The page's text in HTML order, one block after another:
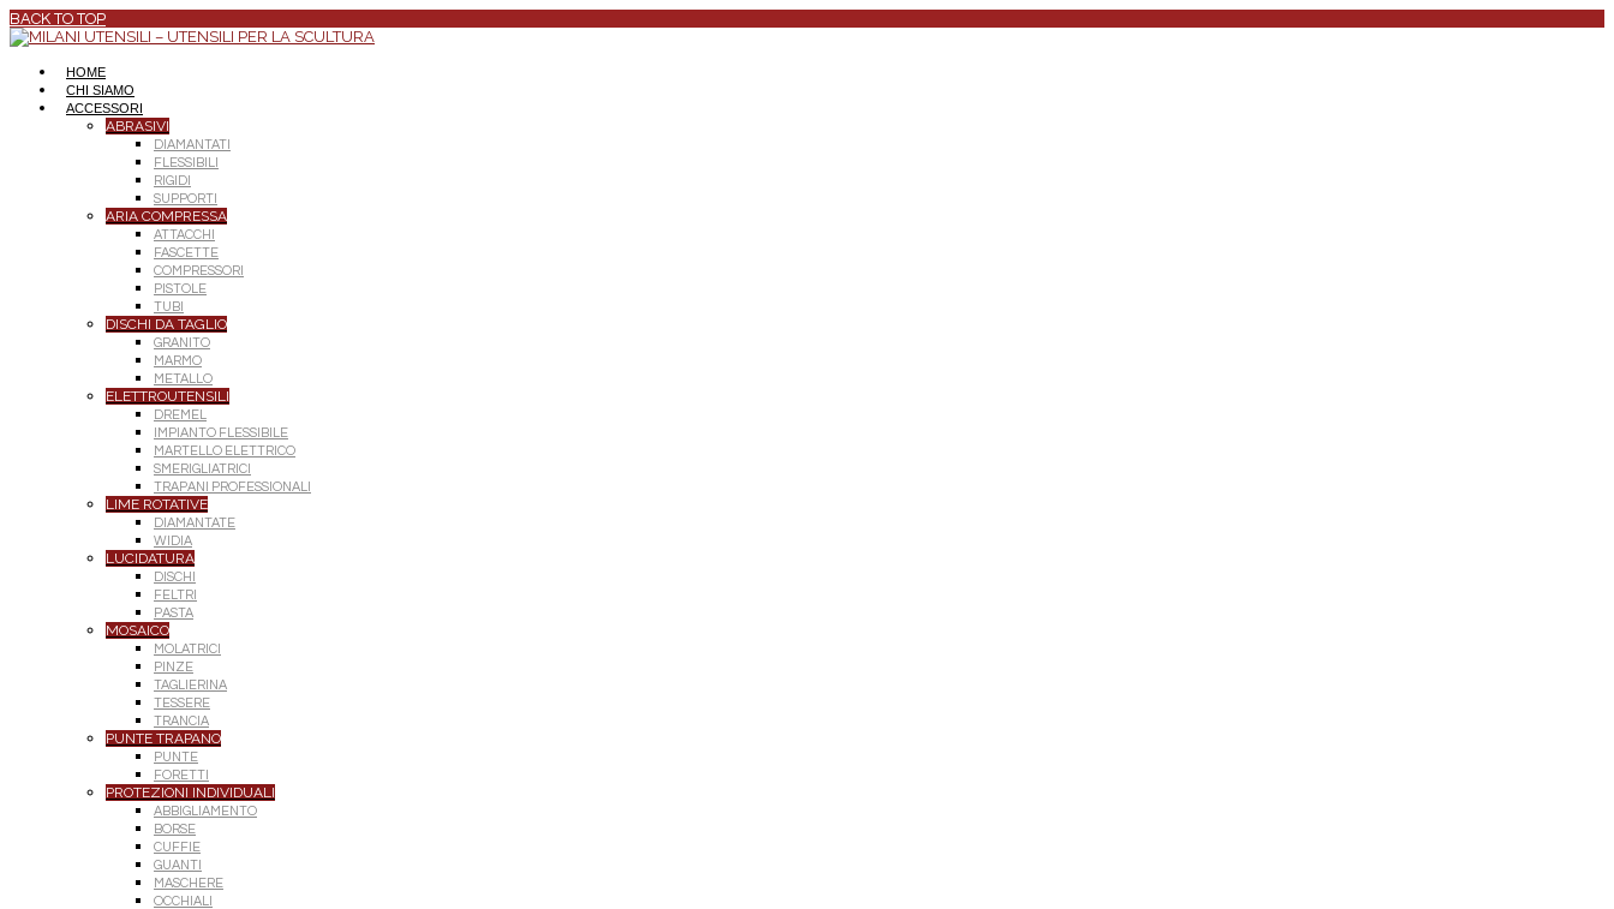
BACK TO TOP
HOME
CHI SIAMO
ACCESSORI
ABRASIVI
DIAMANTATI
FLESSIBILI
RIGIDI
SUPPORTI
ARIA COMPRESSA
ATTACCHI
FASCETTE
COMPRESSORI
PISTOLE
TUBI
DISCHI DA TAGLIO
GRANITO
MARMO
METALLO
ELETTROUTENSILI
DREMEL
IMPIANTO FLESSIBILE
MARTELLO ELETTRICO
SMERIGLIATRICI
TRAPANI PROFESSIONALI
LIME ROTATIVE
DIAMANTATE
WIDIA
LUCIDATURA
DISCHI
FELTRI
PASTA
MOSAICO
MOLATRICI
PINZE
TAGLIERINA
TESSERE
TRANCIA
PUNTE TRAPANO
PUNTE
FORETTI
PROTEZIONI INDIVIDUALI
ABBIGLIAMENTO
BORSE
CUFFIE
GUANTI
MASCHERE
OCCHIALI